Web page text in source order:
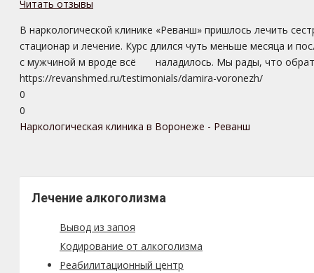
Читать отзывы
В наркологической клинике «Реванш» пришлось лечить
стационар и лечение. Курс длился чуть меньше месяца и
с мужчиной м вроде всё наладилось. Мы рады, что
https://revanshmed.ru/testimonials/damira-voronezh/
0
0
Наркологическая клиника в Воронеже - Реванш
Лечение алкоголизма
Вывод из запоя
Кодирование от алкоголизма
Реабилитационный центр